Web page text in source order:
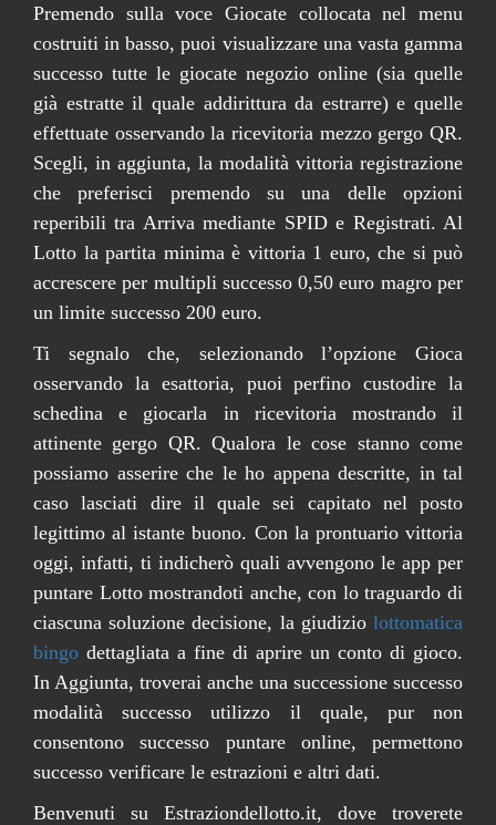
Premendo sulla voce Giocate collocata nel menu
costruiti in basso, puoi visualizzare una vasta gamma
successo tutte le giocate negozio online (sia quelle
già estratte il quale addirittura da estrarre) e quelle
effettuate osservando la ricevitoria mezzo gergo QR.
Scegli, in aggiunta, la modalità vittoria registrazione
che preferisci premendo su una delle opzioni
reperibili tra Arriva mediante SPID e Registrati. Al
Lotto la partita minima è vittoria 1 euro, che si può
accrescere per multipli successo 0,50 euro magro per
un limite successo 200 euro.
Ti segnalo che, selezionando l’opzione Gioca
osservando la esattoria, puoi perfino custodire la
schedina e giocarla in ricevitoria mostrando il
attinente gergo QR. Qualora le cose stanno come
possiamo asserire che le ho appena descritte, in tal
caso lasciati dire il quale sei capitato nel posto
legittimo al istante buono. Con la prontuario vittoria
oggi, infatti, ti indicherò quali avvengono le app per
puntare Lotto mostrandoti anche, con lo traguardo di
ciascuna soluzione decisione, la giudizio lottomatica
bingo dettagliata a fine di aprire un conto di gioco.
In Aggiunta, troverai anche una successione successo
modalità successo utilizzo il quale, pur non
consentono successo puntare online, permettono
successo verificare le estrazioni e altri dati.
Benvenuti su Estraziondellotto.it, dove troverete